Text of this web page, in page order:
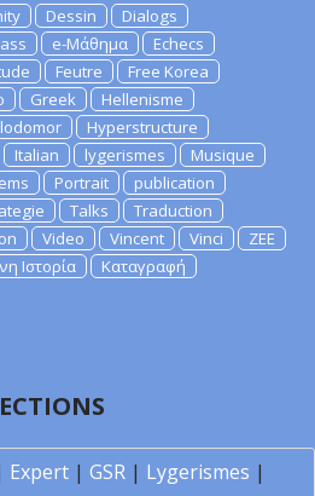
Dessin
Dialogs
e-Μάθημα
Echecs
Feutre
Free Korea
Greek
Hellenisme
Hyperstructure
Italian lygerismes
Musique
Portrait
publication
Talks
Traduction
Video Vincent Vinci
ZEE
Ιστορία Καταγραφή
Expert| GSR| Lygerismes |